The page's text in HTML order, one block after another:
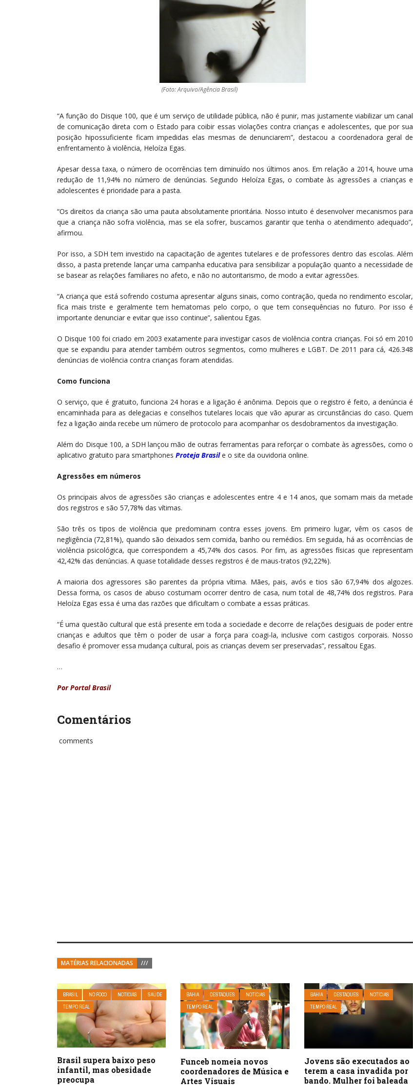
(Foto: Arquivo/Agência Brasil)
“A função do Disque 100, que é um serviço de utilidade pública, não é punir, mas justamente viabilizar um canal
de comunicação direta com o Estado para coibir essas violações contra crianças e adolescentes, que por sua
posição hipossuficiente ficam impedidas elas mesmas de denunciarem”, destacou a coordenadora geral de
enfrentamento à violência, Heloíza Egas.
Apesar dessa taxa, o número de ocorrências tem diminuído nos últimos anos. Em relação a 2014, houve uma
redução de 11,94% no número de denúncias. Segundo Heloíza Egas, o combate às agressões a crianças e
adolescentes é prioridade para a pasta.
“Os direitos da criança são uma pauta absolutamente prioritária. Nosso intuito é desenvolver mecanismos para
que a criança não sofra violência, mas se ela sofrer, buscamos garantir que tenha o atendimento adequado”,
afirmou.
Por isso, a SDH tem investido na capacitação de agentes tutelares e de professores dentro das escolas. Além
disso, a pasta pretende lançar uma campanha educativa para sensibilizar a população quanto a necessidade de
se basear as relações familiares no afeto, e não no autoritarismo, de modo a evitar agressões.
“A criança que está sofrendo costuma apresentar alguns sinais, como contração, queda no rendimento escolar,
fica mais triste e geralmente tem hematomas pelo corpo, o que tem consequências no futuro. Por isso é
importante denunciar e evitar que isso continue”, salientou Egas.
O Disque 100 foi criado em 2003 exatamente para investigar casos de violência contra crianças. Foi só em 2010
que se expandiu para atender também outros segmentos, como mulheres e LGBT. De 2011 para cá, 426.348
denúncias de violência contra crianças foram atendidas.
Como funciona
O serviço, que é gratuito, funciona 24 horas e a ligação é anônima. Depois que o registro é feito, a denúncia é
encaminhada para as delegacias e conselhos tutelares locais que vão apurar as circunstâncias do caso. Quem
fez a ligação ainda recebe um número de protocolo para acompanhar os desdobramentos da investigação.
Além do Disque 100, a SDH lançou mão de outras ferramentas para reforçar o combate às agressões, como o
aplicativo gratuito para smartphones Proteja Brasil e o site da ouvidoria online.
Agressões em números
Os principais alvos de agressões são crianças e adolescentes entre 4 e 14 anos, que somam mais da metade
dos registros e são 57,78% das vítimas.
São três os tipos de violência que predominam contra esses jovens. Em primeiro lugar, vêm os casos de
negligência (72,81%), quando são deixados sem comida, banho ou remédios. Em seguida, há as ocorrências de
violência psicológica, que correspondem a 45,74% dos casos. Por fim, as agressões físicas que representam
42,42% das denúncias. A quase totalidade desses registros é de maus-tratos (92,22%).
A maioria dos agressores são parentes da própria vítima. Mães, pais, avós e tios são 67,94% dos algozes.
Dessa forma, os casos de abuso costumam ocorrer dentro de casa, num total de 48,74% dos registros. Para
Heloíza Egas essa é uma das razões que dificultam o combate a essas práticas.
“É uma questão cultural que está presente em toda a sociedade e decorre de relações desiguais de poder entre
crianças e adultos que têm o poder de usar a força para coagi-la, inclusive com castigos corporais. Nosso
desafio é promover essa mudança cultural, pois as crianças devem ser preservadas”, ressaltou Egas.
…
PorPortal Brasil
Comentários
comments
MATÉRIAS RELACIONADAS ///
BRASIL NO FOCO NOTÍCIAS
SAÚDE
TEMPO REAL
Brasil supera baixo peso
infantil, mas obesidade
preocupa
BAHIA DESTAQUES
NOTÍCIAS
TEMPO REAL
Funceb nomeia novos
coordenadores de Música e
Artes Visuais
BAHIA DESTAQUES
NOTÍCIAS
TEMPO REAL
Jovens são executados ao
terem a casa invadida por
bando. Mulher foi baleada